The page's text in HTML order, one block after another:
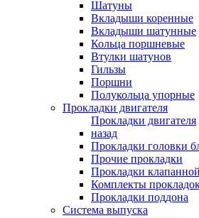
Шатуны
Вкладыши коренные
Вкладыши шатунные
Кольца поршневые
Втулки шатунов
Гильзы
Поршни
Полукольца упорные
Прокладки двигателя
Прокладки двигателя
назад
Прокладки головки
Прочие прокладки
Прокладки
Комплекты
Прокладки поддона
Система выпуска